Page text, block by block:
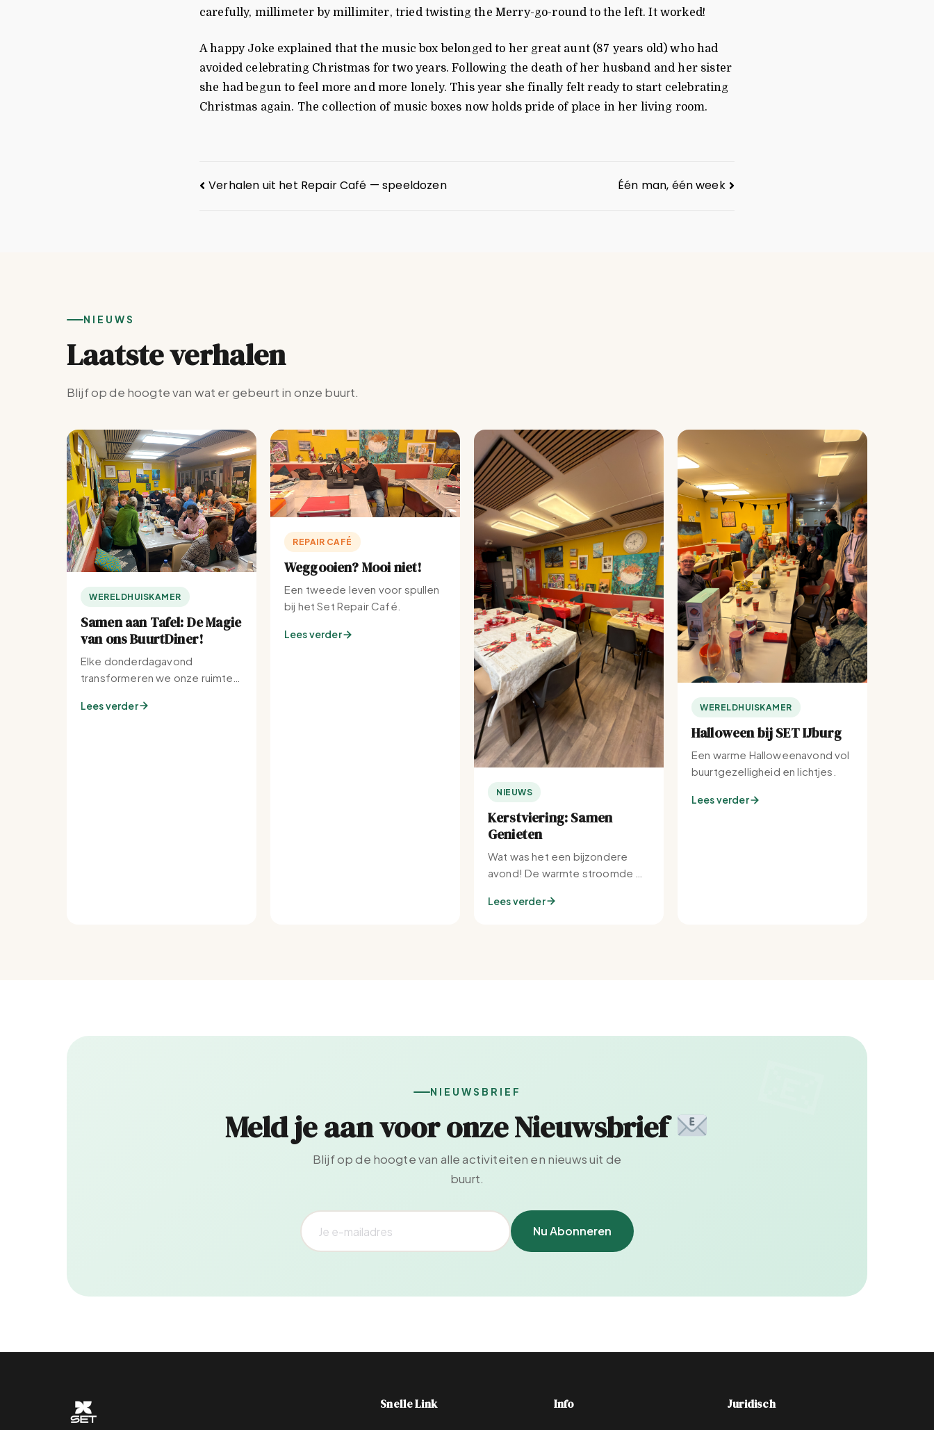
carefully, millimeter by millimiter, tried twisting the Merry-go-round to the left. It worked!
A happy Joke explained that the music box belonged to her great aunt (87 years old) who had
avoided celebrating Christmas for two years. Following the death of her husband and her sister
she had begun to feel more and more lonely. This year she finally felt ready to start celebrating
Christmas again. The collection of music boxes now holds pride of place in her living room.
Verhalen uit het Repair Café — speeldozen Één man, één week
NIEUWS
Laatste verhalen
Blijf op de hoogte van wat er gebeurt in onze buurt.
WERELDHUISKAMER
Samen aan Tafel: De Magie
van ons BuurtDiner!
Elke donderdagavond
transformeren we onze ruimte
buurt.
Lees verder
REPAIR CAFÉ
Weggooien? Mooi niet!
Een tweede leven voor spullen
bij het Set Repair Café.
Lees verder
NIEUWS
Kerstviering: Samen
Genieten
Wat was het een bijzondere
avond! De warmte stroomde bij
Lees verder
WERELDHUISKAMER
Halloween bij SET IJburg
Een warme Halloweenavond vol
buurtgezelligheid en lichtjes.
Lees verder
NIEUWSBRIEF
Meld je aan voor onze Nieuwsbrief
Blijf op de hoogte van alle activiteiten en nieuws uit de
buurt.
Nu Abonneren
Snelle Link Info Juridisch